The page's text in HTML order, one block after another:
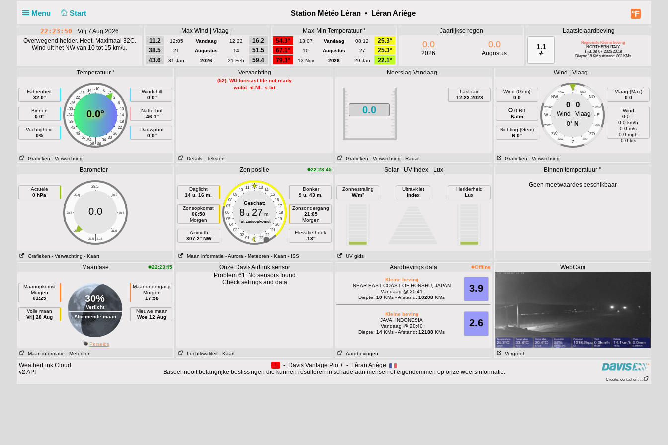
Menu Start °F
Station Météo Léran • Léran Ariège
22:23:50
Vrij 7 Aug 2026
Overwegend helder. Heet. Maximaal 32C.
Wind uit het NW van 10 tot 15 km/u.
Max Wind | Vlaag -
11.2
12:05 Vandaag 12:22
16.2
38.5
21 Augustus 14
51.5
43.6
31 Jan 2026 21 Feb 59.4
Max-Min Temperatuur °
54.3°
13:07 Vandaag 08:12
25.3°
67.1°
10 Augustus 27
25.3°
79.3°
13 Nov 2026 29 Jan 22.1°
Jaarlijkse regen
0.0
2026
0.0
Augustus
Laatste aardbeving
1.1
Regionale Kleine beving
NORTHERN ITALY
Tijd: 08-07-2026 20:18
Diepte: 18 KMs Afstand: 803 KMs
Temperatuur °
Fahrenheit
32.0°
Binnen
0.0°
Vochtigheid
0%
-10
-14 -6
-18
-2
-22
2
-26
6
-30
10
-34
14
-38
18
-42
22
-46
26
-50
30
-54 34
|
-58 38
0.0°
Windchill
0.0°
Natte bol
-46.1°
Dauwpunt
0.0°
Grafieken - Verwachting
Verwachting
(52): WU forecast file not ready
wufct_nl-NL_s.txt
Details - Teksten
Neerslag Vandaag -
0.0
Last rain
12-23-2023
Grafieken - Verwachting - Radar
Wind | Vlaag -
Wind (Gem)
0.0
0 Bft
Kalm
Richting (Gem)
N 0°
N
NNW NNO
NW NO
WNW ONO
W E
WZW OZO
ZW ZO
ZZW ZZO
Z
0 0
Wind
Vlaag
0° N
Vlaag (Max)
0.0
Wind
0.0 =
0.0 km/h
0.0 m/s
0.0 mph
0.0 kts
Grafieken - Verwachting
Barometer -
Actuele
0 hPa
29.5
29.0 30.0
28.5 30.5
28.0 31.0
|
27.5 31.5
0.0
Grafieken - Verwachting - Kaart
Zon positie 22:23:45
Daglicht
14 u. 16 m.
Zonsopkomst
06:50
Morgen
Azimuth
307.2° NW
11 13
10
14
09
15
08
16
07
17
06
18
05
19
04
20
03
21
02
22
01 23
Geschat:
8 u. 27 m.
Tot zonsopkomst
Donker
9 u. 43 m.
Zonsondergang
21:05
Morgen
Elevatie hoek
-13°
Maan informatie - Aurora - Meteoren - Kaart - ISS
Solar - UV-Index - Lux
Zonnestraling
W/m²
Ultraviolet
Index
Herlderheid
Lux
UV gids
Binnen temperatuur °
Geen meetwaardes beschikbaar
Maanfase 22:23:45
Maanopkomst
Morgen
01:25
Volle maan
Vrij 28 Aug
30%
Verlicht
Afnemende maan
Maanondergang
Morgen
17:58
Nieuwe maan
Woe 12 Aug
Perseids
Maan informatie - Meteoren
Onze Davis AirLink sensor
Problem 61: No sensors found
Check settings and data
Luchtkwaliteit - Kaart
Aardbevings data Offline
3.9
Kleine beving
NEAR EAST COAST OF HONSHU, JAPAN
Vandaag @ 20:41
Diepte: 10 KMs - Afstand: 10208 KMs
2.6
Kleine beving
JAVA, INDONESIA
Vandaag @ 20:40
Diepte: 14 KMs - Afstand: 12188 KMs
Aardbevingen
WebCam
Vergroot
WeatherLink Cloud
v2 API
!
- Davis Vantage Pro + - Léran Ariège
Baseer nooit belangrijke beslissingen die kunnen resulteren in schade aan mensen of eigendommen op onze weersinformatie.
Credits, contact en . . .